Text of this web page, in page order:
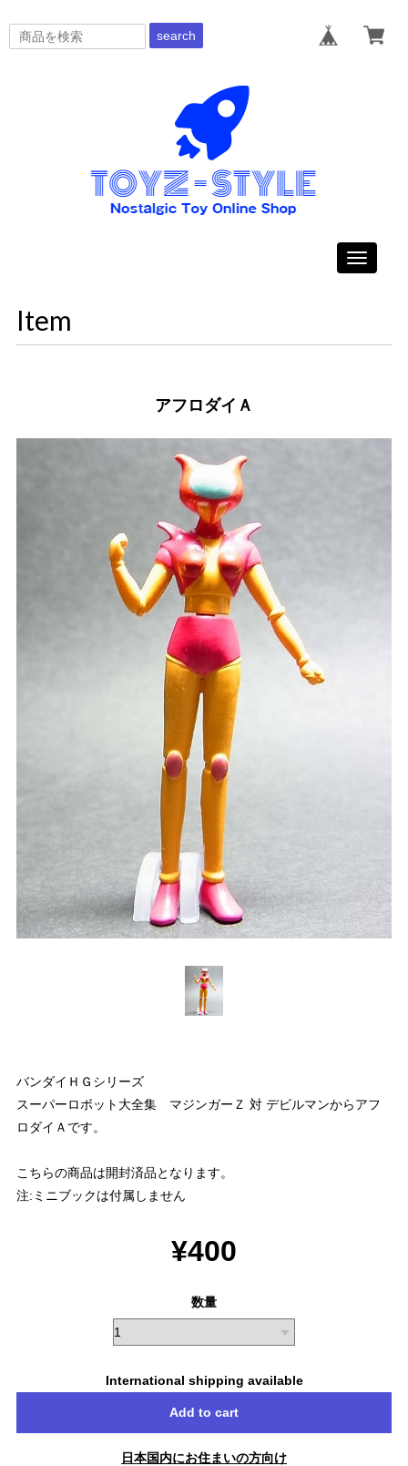
search
Toggle
Item
アフロダイＡ
バンダイＨＧシリーズ
スーパーロボット大全集 マジンガーＺ 対 デビルマンからアフ
ロダイＡです。
こちらの商品は開封済品となります。
注:ミニブックは付属しません
¥400
数量
International shipping available
Add to cart
日本国内にお住まいの方向け